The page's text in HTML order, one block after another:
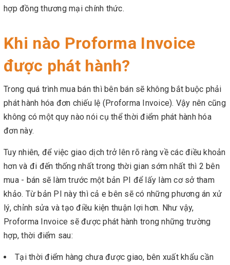
hợp đồng thương mại chính thức.
Khi nào Proforma Invoice
được phát hành?
Trong quá trình mua bán thì bên bán sẽ không bắt buộc phải
phát hành hóa đơn chiếu lệ (Proforma Invoice). Vậy nên cũng
không có một quy nào nói cụ thể thời điểm phát hành hóa
đơn này.
Tuy nhiên, để việc giao dịch trở lên rõ ràng về các điều khoản
hơn và đi đến thống nhất trong thời gian sớm nhất thì 2 bên
mua - bán sẽ làm trước một bản PI để lấy làm cơ sở tham
khảo. Từ bản PI này thì cả e bên sẽ có những phương án xử
lý, chỉnh sửa và tạo điều kiện thuận lợi hơn. Như vậy,
Proforma Invoice sẽ được phát hành trong những trường
hợp, thời điểm sau:
Tại thời điểm hàng chưa được giao, bên xuất khẩu cần